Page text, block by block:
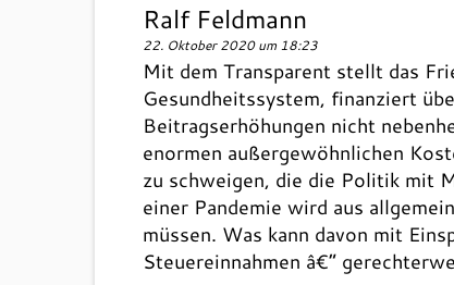
Ralf Feldmann
22. Oktober 2020 um 18:23
Mit dem Transparent stellt das
Gesundheitssystem, finanziert
Beitragserhöhungen nicht
enormen außergewöhnlichen
zu schweigen, die die Politik mit
einer Pandemie wird aus
müssen. Was kann davon mit
Steuereinnahmen â€“